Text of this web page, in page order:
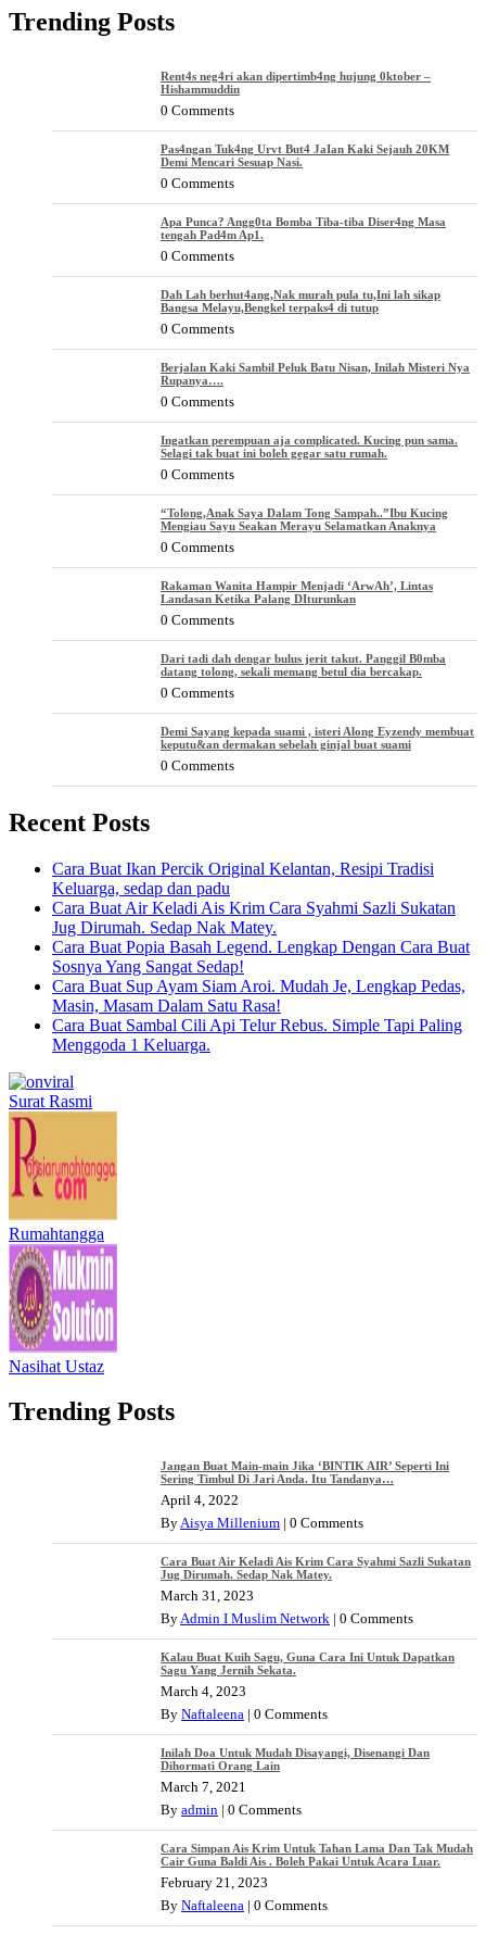
Trending Posts
Rent4s neg4ri akan dipertimb4ng hujung 0ktober –
Hishammuddin
0 Comments
Pas4ngan Tuk4ng Urvt But4 JaIan Kaki Sejauh 20KM
Demi Mencari Sesuap Nasi.
0 Comments
Apa Punca? Angg0ta Bomba Tiba-tiba Diser4ng Masa
tengah Pad4m Ap1.
0 Comments
Dah Lah berhut4ang,Nak murah pula tu,Ini lah sikap
Bangsa Melayu,Bengkel terpaks4 di tutup
0 Comments
Berjalan Kaki Sambil Peluk Batu Nisan, Inilah Misteri Nya
Rupanya….
0 Comments
Ingatkan perempuan aja complicated. Kucing pun sama.
Selagi tak buat ini boleh gegar satu rumah.
0 Comments
“Tolong,Anak Saya Dalam Tong Sampah..”Ibu Kucing
Mengiau Sayu Seakan Merayu Selamatkan Anaknya
0 Comments
Rakaman Wanita Hampir Menjadi ‘ArwAh’, Lintas
Landasan Ketika Palang DIturunkan
0 Comments
Dari tadi dah dengar bulus jerit takut. Panggil B0mba
datang tolong, sekali memang betul dia bercakap.
0 Comments
Demi Sayang kepada suami , isteri Along Eyzendy membuat
keputu&an dermakan sebelah ginjal buat suami
0 Comments
Recent Posts
Cara Buat Ikan Percik Original Kelantan, Resipi Tradisi
Keluarga, sedap dan padu
Cara Buat Air Keladi Ais Krim Cara Syahmi Sazli Sukatan
Jug Dirumah. Sedap Nak Matey.
Cara Buat Popia Basah Legend. Lengkap Dengan Cara Buat
Sosnya Yang Sangat Sedap!
Cara Buat Sup Ayam Siam Aroi. Mudah Je, Lengkap Pedas,
Masin, Masam Dalam Satu Rasa!
Cara Buat Sambal Cili Api Telur Rebus. Simple Tapi Paling
Menggoda 1 Keluarga.
Surat Rasmi
Rumahtangga
Nasihat Ustaz
Trending Posts
Jangan Buat Main-main Jika ‘BINTIK AIR’ Seperti Ini
Sering Timbul Di Jari Anda. Itu Tandanya…
April 4, 2022
ByAisya Millenium | 0 Comments
Cara Buat Air Keladi Ais Krim Cara Syahmi Sazli Sukatan
Jug Dirumah. Sedap Nak Matey.
March 31, 2023
ByAdmin I Muslim Network | 0 Comments
Kalau Buat Kuih Sagu, Guna Cara Ini Untuk Dapatkan
Sagu Yang Jernih Sekata.
March 4, 2023
By Naftaleena | 0 Comments
Inilah Doa Untuk Mudah Disayangi, Disenangi Dan
Dihormati Orang Lain
March 7, 2021
By admin | 0 Comments
Cara Simpan Ais Krim Untuk Tahan Lama Dan Tak Mudah
Cair Guna Baldi Ais . Boleh Pakai Untuk Acara Luar.
February 21, 2023
By Naftaleena | 0 Comments